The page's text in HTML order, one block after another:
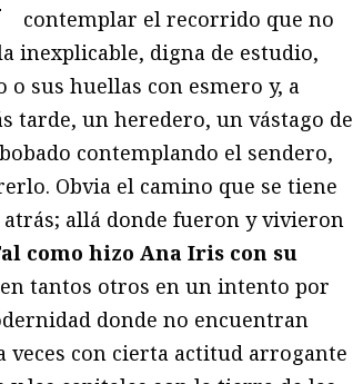
contemplar el recorrido que no
inexplicable, digna de estudio,
sus huellas con esmero y, a
tarde, un heredero, un vástago de
contemplando el sendero,
Obvia el camino que se tiene
allá donde fueron y vivieron
como hizo Ana Iris con su
tantos otros en un intento por
donde no encuentran
veces con cierta actitud arrogante